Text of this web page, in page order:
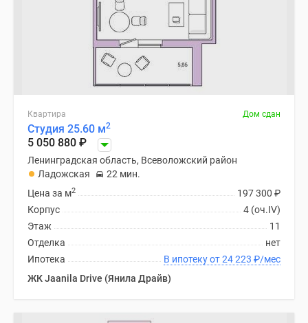
Квартира Дом сдан
Студия 25.60 м2
5 050 880 ₽
Ленинградская область, Всеволожский район
Ладожская
22 мин.
197 300 ₽
Цена за м2
4 (оч.IV)
Корпус
11
Этаж
нет
Отделка
В ипотеку от 24 223 ₽/мес
Ипотека
ЖК Jaanila Drive (Янила Драйв)